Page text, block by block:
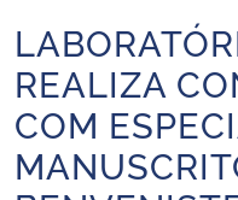
Ministério da Infraestrutura
Ministério da Agricultura,
Ministério da Educação
Início do conteúdo
REALIZA
COM